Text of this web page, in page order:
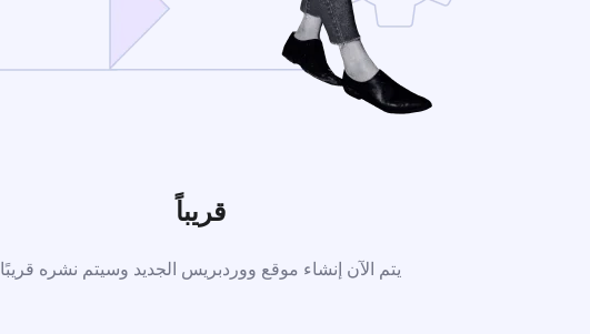
قريباً
يتم الآن إنشاء موقع ووردبريس الجديد وسيتم نشره قريبًا